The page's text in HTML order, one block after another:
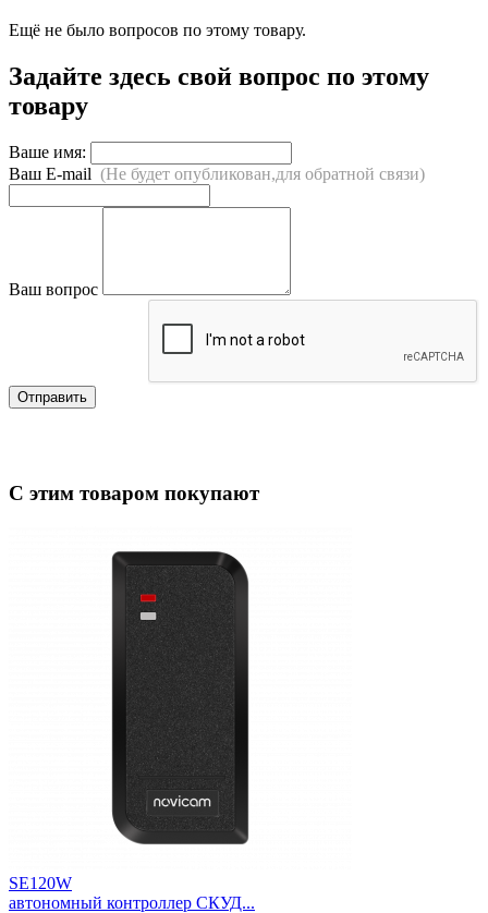
Ещё не было вопросов по этому товару.
Задайте здесь свой вопрос по этому
товару
Ваше имя:
Ваш E-mail (Не будет опубликован,для обратной связи)
Ваш вопрос
Отправить
С этим товаром покупают
SE120W
автономный контроллер СКУД...